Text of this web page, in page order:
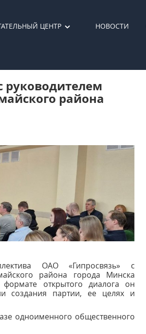
ЦЕНТР НОВОСТИ
руководителем
района
ОАО «Гипросвязь» с
района города Минска
открытого диалога он
создания партии, ее целях и
одноименного общественного